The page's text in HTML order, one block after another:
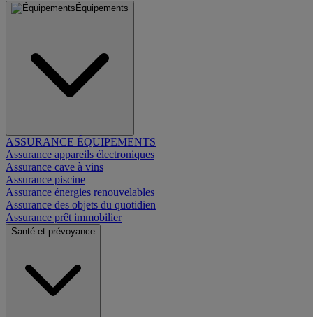
Équipements
ASSURANCE ÉQUIPEMENTS
Assurance appareils électroniques
Assurance cave à vins
Assurance piscine
Assurance énergies renouvelables
Assurance des objets du quotidien
Assurance prêt immobilier
Santé et prévoyance